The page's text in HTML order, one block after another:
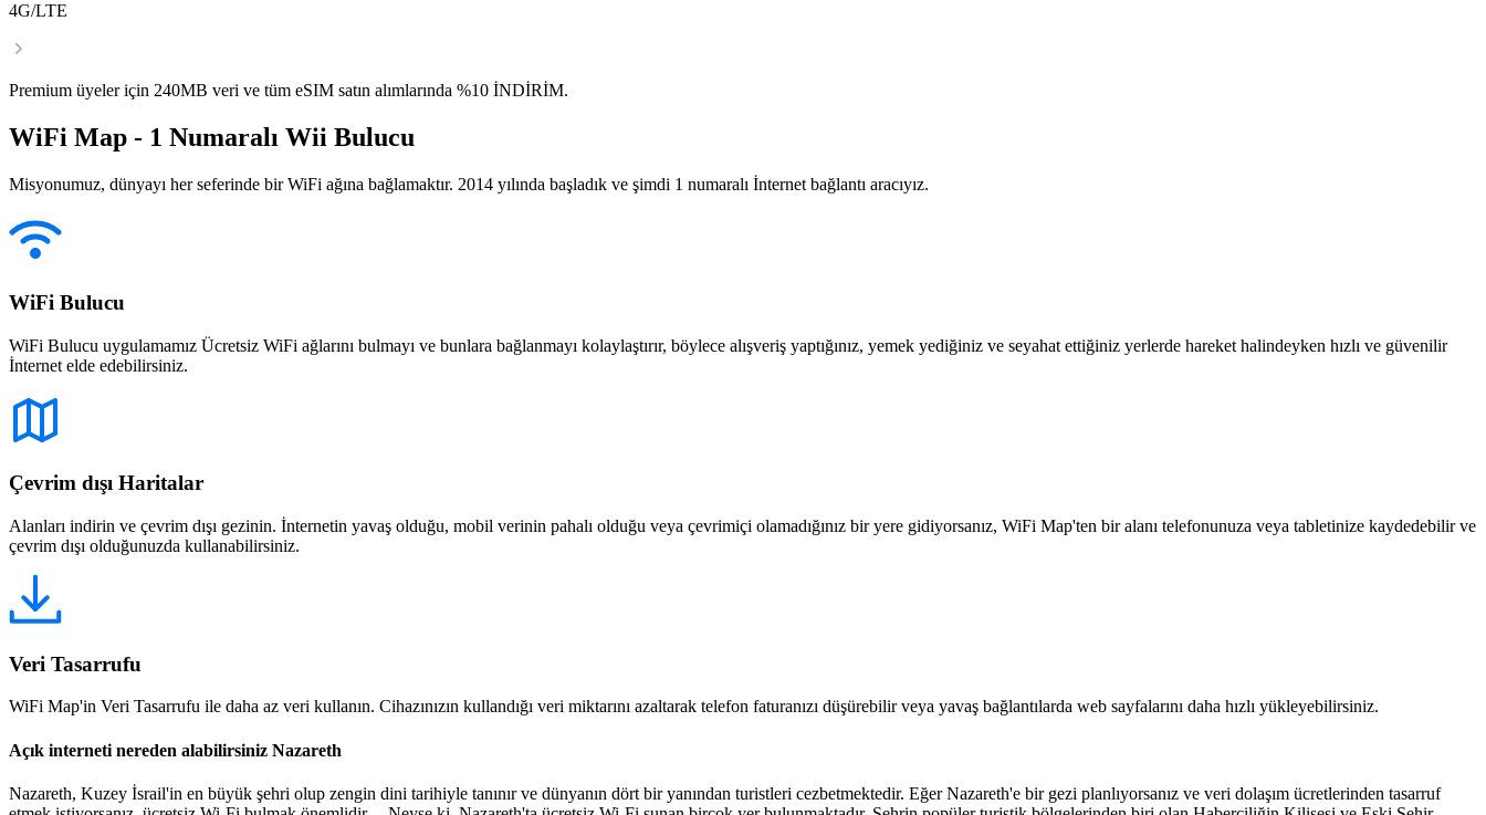
4G/LTE
Premium üyeler için 240MB veri ve tüm eSIM satın alımlarında %10 İNDİRİM.
WiFi Map - 1 Numaralı Wii Bulucu
Misyonumuz, dünyayı her seferinde bir WiFi ağına bağlamaktır. 2014 yılında başladık ve şimdi 1 numaralı İnternet bağlantı aracıyız.
WiFi Bulucu
WiFi Bulucu uygulamamız Ücretsiz WiFi ağlarını bulmayı ve bunlara bağlanmayı kolaylaştırır, böylece alışveriş yaptığınız, yemek yediğiniz ve seyahat ettiğiniz yerlerde hareket halindeyken hızlı ve güvenilir
İnternet elde edebilirsiniz.
Çevrim dışı Haritalar
Alanları indirin ve çevrim dışı gezinin. İnternetin yavaş olduğu, mobil verinin pahalı olduğu veya çevrimiçi olamadığınız bir yere gidiyorsanız, WiFi Map'ten bir alanı telefonunuza veya tabletinize kaydedebilir ve
çevrim dışı olduğunuzda kullanabilirsiniz.
Veri Tasarrufu
WiFi Map'in Veri Tasarrufu ile daha az veri kullanın. Cihazınızın kullandığı veri miktarını azaltarak telefon faturanızı düşürebilir veya yavaş bağlantılarda web sayfalarını daha hızlı yükleyebilirsiniz.
Açık interneti nereden alabilirsiniz Nazareth
Nazareth, Kuzey İsrail'in en büyük şehri olup zengin dini tarihiyle tanınır ve dünyanın dört bir yanından turistleri cezbetmektedir. Eğer Nazareth'e bir gezi planlıyorsanız ve veri dolaşım ücretlerinden tasarruf